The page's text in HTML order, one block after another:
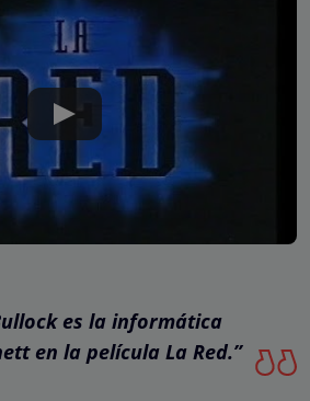
es la informática
en la película La Red.”